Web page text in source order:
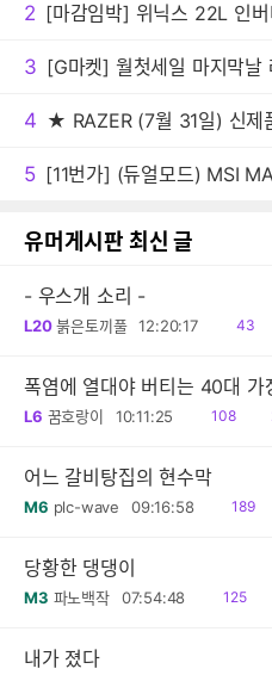
2
3
4
5
유머게시판 최신 글
- 우스개 소리 -
L20 붉은토끼풀 12:20:17
읽
43
폭염에 열대야 버티는 40대 가
L6 꿈호랑이 10:11:25
읽
108
어느 갈비탕집의 현수막
M6 plc-wave 09:16:58
읽
189
당황한 댕댕이
M3 파노백작 07:54:48
읽
125
내가 졌다